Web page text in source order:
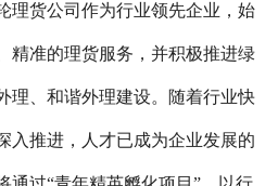
货公司作为行业领先企业，始
精准的理货服务，并积极推进绿
理、和谐外理建设。随着行业快
入推进，人才已成为企业发展的